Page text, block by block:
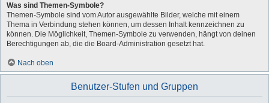
Was sind Themen-Symbole?
Themen-Symbole sind vom Autor ausgewählte Bilder, welche mit einem
Thema in Verbindung stehen können, um dessen Inhalt kennzeichnen zu
können. Die Möglichkeit, Themen-Symbole zu verwenden, hängt von deinen
Berechtigungen ab, die die Board-Administration gesetzt hat.
Nach oben
Benutzer-Stufen und Gruppen